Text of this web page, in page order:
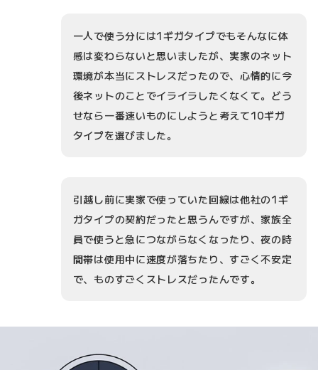
一人で使う分には1ギガタイプでもそんなに体
感は変わらないと思いましたが、実家のネット
環境が本当にストレスだったので、心情的に今
後ネットのことでイライラしたくなくて。どう
せなら一番速いものにしようと考えて10ギガ
タイプを選びました。
引越し前に実家で使っていた回線は他社の1ギ
ガタイプの契約だったと思うんですが、家族全
員で使うと急につながらなくなったり、夜の時
間帯は使用中に速度が落ちたり、すごく不安定
で、ものすごくストレスだったんです。